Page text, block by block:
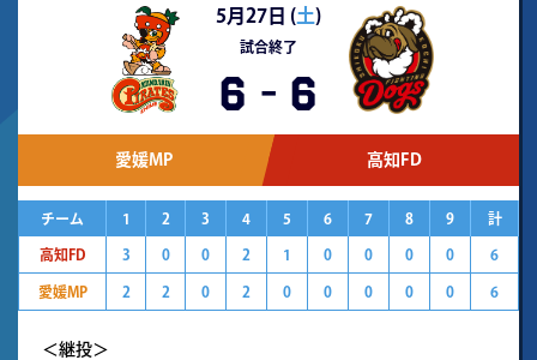
5月27日 (土)
試合終了
6 - 6
愛媛MP 高知FD
チーム 1 2 3 4 5 6 7 8 9 計
高知FD 3 0 0 2 1 0 0 0 0 6
愛媛MP 2 2 0 2 0 0 0 0 0 6
＜継投＞